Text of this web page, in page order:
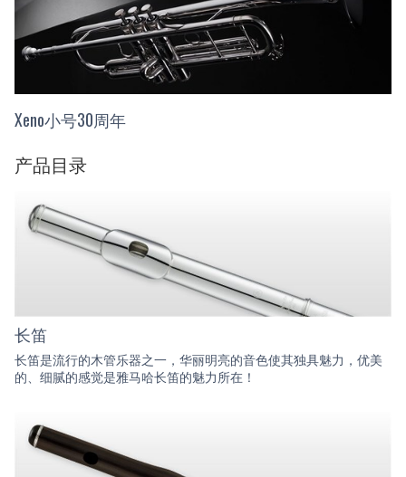
Xeno小号30周年
产品目录
长笛
长笛是流行的木管乐器之一，华丽明亮的音色使其独具魅力，优美
的、细腻的感觉是雅马哈长笛的魅力所在！